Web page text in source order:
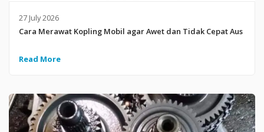
27 July 2026
Cara Merawat Kopling Mobil agar Awet dan Tidak Cepat Aus
Read More